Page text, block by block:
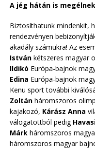
A jég hátán is
Biztosíthatunk mindenkit,
rendezvényen
akadály számukra! Az
István kétszeres magyar
Ildikó Európa-bajnok
Edina Európa-bajnok
Kenu sport további
Zoltán háromszoros
kajakozó, Kárász Anna
válogatottból pedig
Márk háromszoros
háromszoros magyar